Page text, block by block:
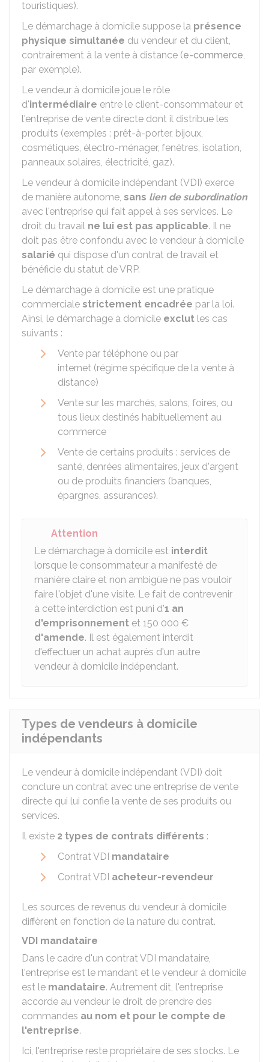
touristiques).
Le démarchage à domicile suppose la présence
physique simultanée du vendeur et du client,
contrairement à la vente à distance (e-commerce,
par exemple).
Le vendeur à domicile joue le rôle
d'intermédiaire entre le client-consommateur et
l'entreprise de vente directe dont il distribue les
produits (exemples : prêt-à-porter, bijoux,
cosmétiques, électro-ménager, fenêtres, isolation,
panneaux solaires, électricité, gaz).
Le vendeur à domicile indépendant (VDI) exerce
de manière autonome, sans lien de subordination
avec l'entreprise qui fait appel à ses services. Le
droit du travail ne lui est pas applicable. Il ne
doit pas être confondu avec le vendeur à domicile
salarié qui dispose d'un contrat de travail et
bénéficie du statut deVRP.
Le démarchage à domicile est une pratique
commerciale strictement encadrée par la loi.
Ainsi, le démarchage à domicile exclut les cas
suivants :
Vente par téléphone ou par
internet (régime spécifique de la vente à
distance)
Vente sur les marchés, salons, foires, ou
tous lieux destinés habituellement au
commerce
Vente de certains produits : services de
santé, denrées alimentaires, jeux d'argent
ou de produits financiers (banques,
épargnes, assurances).
Attention
Le démarchage à domicile est interdit
lorsque le consommateur a manifesté de
manière claire et non ambigüe ne pas vouloir
faire l'objet d'une visite. Le fait de contrevenir
à cette interdiction est puni d'1 an
d'emprisonnement et 150 000 €
d'amende. Il est également interdit
d'effectuer un achat auprès d'un autre
vendeur à domicile indépendant.
Types de vendeurs à domicile
indépendants
Le vendeur à domicile indépendant (VDI) doit
conclure un contrat avec une entreprise de vente
directe qui lui confie la vente de ses produits ou
services.
Il existe 2 types de contrats différents :
Contrat VDI mandataire
Contrat VDI acheteur-revendeur
Les sources de revenus du vendeur à domicile
diffèrent en fonction de la nature du contrat.
VDI mandataire
Dans le cadre d'un contrat VDI mandataire,
l'entreprise est le mandant et le vendeur à domicile
est le mandataire. Autrement dit, l'entreprise
accorde au vendeur le droit de prendre des
commandes au nom et pour le compte de
l'entreprise.
Ici, l'entreprise reste propriétaire de ses stocks. Le